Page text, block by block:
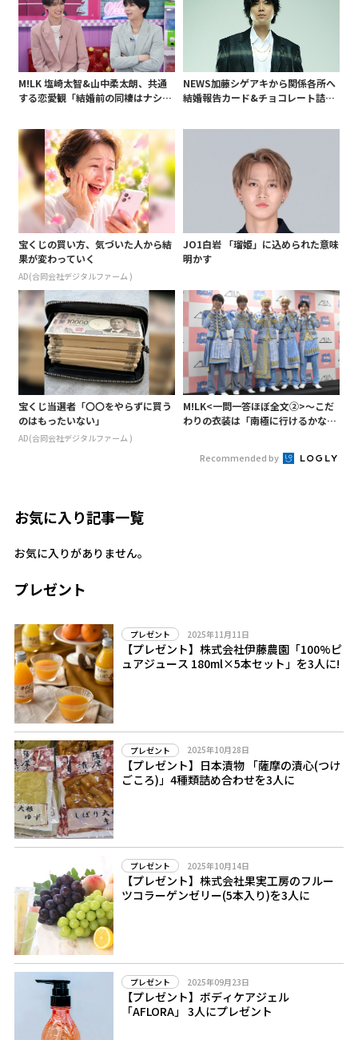
M!LK 塩崎太智&山中柔太朗、共通
する恋愛観「結婚前の同棲はナシ」
NEWS加藤シゲアキから関係各所へ
結婚報告カード&チョコレート詰め
も添えて
宝くじの買い方、気づいた人から結
果が変わっていく
AD(合同会社デジタルファーム )
JO1白岩 「瑠姫」に込められた意味
明かす
宝くじ当選者「〇〇をやらずに買う
のはもったいない」
AD(合同会社デジタルファーム )
M!LK<一問一答ほぼ全文②>～こだ
わりの衣装は「南極に行けるかなと
Recommended by
お気に入り記事一覧
お気に入りがありません。
プレゼント
プレゼント 2025年11月11日
【プレゼント】株式会社伊藤農園「100%ピ
ュアジュース 180ml×5本セット」を3人に!
プレゼント 2025年10月28日
【プレゼント】日本漬物 「薩摩の漬心(つけ
ごころ)」4種類詰め合わせを3人に
プレゼント 2025年10月14日
【プレゼント】株式会社果実工房のフルー
ツコラーゲンゼリー(5本入り)を3人に
プレゼント 2025年09月23日
【プレゼント】ボディケアジェル
「AFLORA」 3人にプレゼント